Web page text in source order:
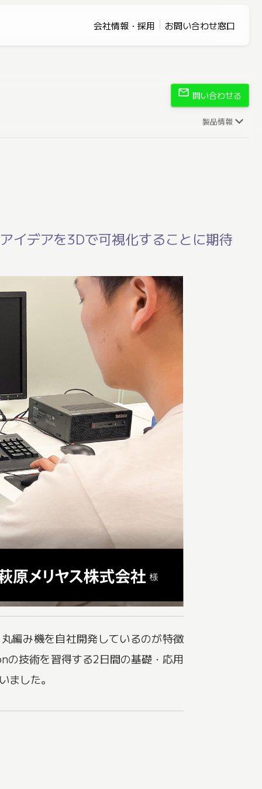
会社情報・採用 お問い合わせ窓口
mail 問い合わせる
製品情報
イデアを3Dで可視化することに期待
編み機を自社開発しているのが特徴
の技術を習得する2日間の基礎・応用
した。